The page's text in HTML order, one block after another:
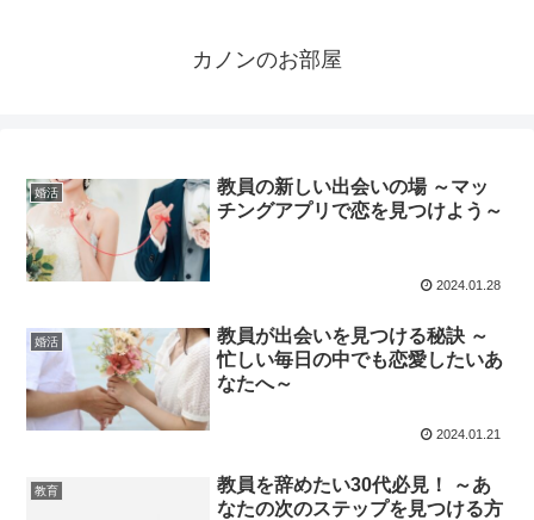
カノンのお部屋
婚活
教員の新しい出会いの場 ～マッ
チングアプリで恋を見つけよう～
2024.01.28
婚活
教員が出会いを見つける秘訣 ～
忙しい毎日の中でも恋愛したいあ
なたへ～
2024.01.21
教育
教員を辞めたい30代必見！ ～あ
なたの次のステップを見つける方